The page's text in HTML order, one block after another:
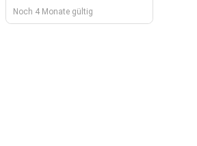
Noch 4 Monate gültig